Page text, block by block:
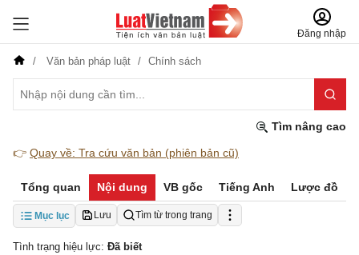
Đăng nhập
Văn bản pháp luật Chính sách
Tìm nâng cao
👉 Quay về: Tra cứu văn bản (phiên bản cũ)
Tổng quan Nội dung VB gốc Tiếng Anh Lược đồ
Mục lục Lưu Tìm từ trong trang
Tình trạng hiệu lực: Đã biết